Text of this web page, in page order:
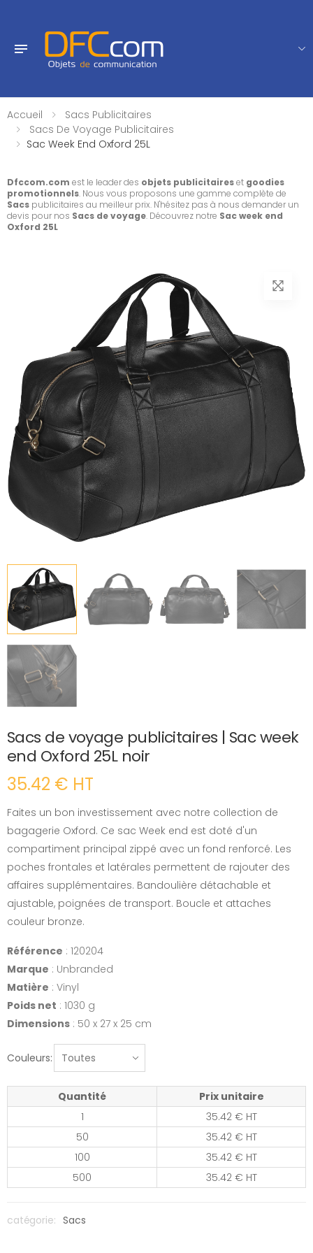
Accueil
Sacs Publicitaires
Sacs De Voyage Publicitaires
Sac Week End Oxford 25L
Dfccom.com est le leader des objets publicitaireset goodies
promotionnels. Nous vous proposons une gamme complète de
Sacs publicitaires au meilleur prix. N'hésitez pas à nous demander un
devis pour nos Sacs de voyage. Découvrez notre Sac week end
Oxford 25L
Sacs de voyage publicitaires | Sac week
end Oxford 25L noir
35.42 € HT
Faites un bon investissement avec notre collection de
bagagerie Oxford. Ce sac Week end est doté d'un
compartiment principal zippé avec un fond renforcé. Les
poches frontales et latérales permettent de rajouter des
affaires supplémentaires. Bandoulière détachable et
ajustable, poignées de transport. Boucle et attaches
couleur bronze.
Référence : 120204
Marque : Unbranded
Matière : Vinyl
Poids net : 1030 g
Dimensions : 50 x 27 x 25 cm
Couleurs:
Quantité
Prix unitaire
1
35.42 € HT
50
35.42 € HT
100
35.42 € HT
500
35.42 € HT
catégorie: Sacs